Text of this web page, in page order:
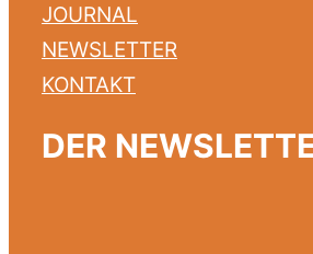
JOURNAL
NEWSLETTER
KONTAKT
DER